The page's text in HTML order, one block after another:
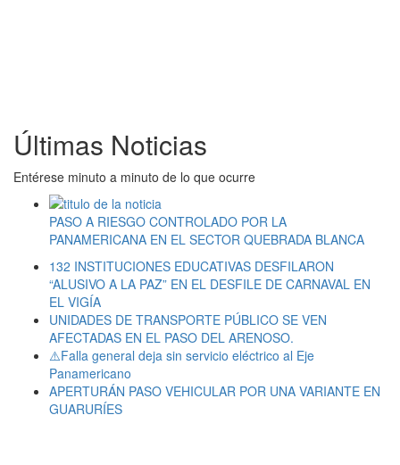
Últimas Noticias
Entérese minuto a minuto de lo que ocurre
PASO A RIESGO CONTROLADO POR LA
PANAMERICANA EN EL SECTOR QUEBRADA BLANCA
132 INSTITUCIONES EDUCATIVAS DESFILARON
“ALUSIVO A LA PAZ” EN EL DESFILE DE CARNAVAL EN
EL VIGÍA
UNIDADES DE TRANSPORTE PÚBLICO SE VEN
AFECTADAS EN EL PASO DEL ARENOSO.
⚠️Falla general deja sin servicio eléctrico al Eje
Panamericano
APERTURÁN PASO VEHICULAR POR UNA VARIANTE EN
GUARURÍES